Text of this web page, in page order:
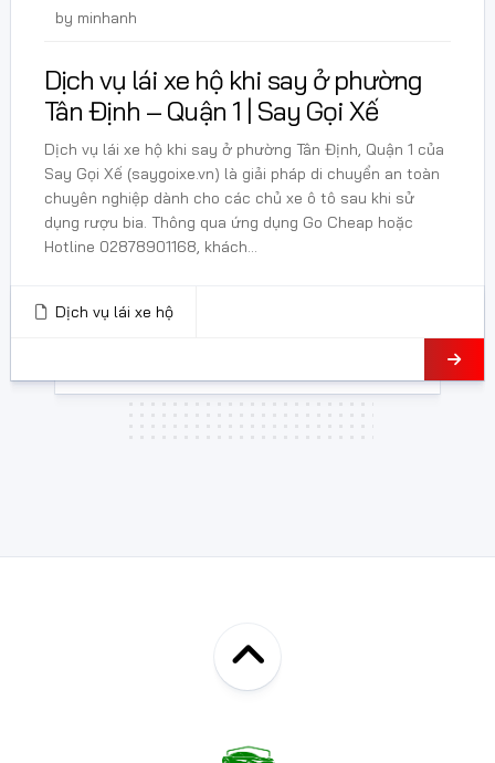
by minhanh
Dịch vụ lái xe hộ khi say ở phường
Tân Định – Quận 1 | Say Gọi Xế
Dịch vụ lái xe hộ khi say ở phường Tân Định, Quận 1 của
Say Gọi Xế (saygoixe.vn) là giải pháp di chuyển an toàn
chuyên nghiệp dành cho các chủ xe ô tô sau khi sử
dụng rượu bia. Thông qua ứng dụng Go Cheap hoặc
Hotline 02878901168, khách...
Dịch vụ lái xe hộ